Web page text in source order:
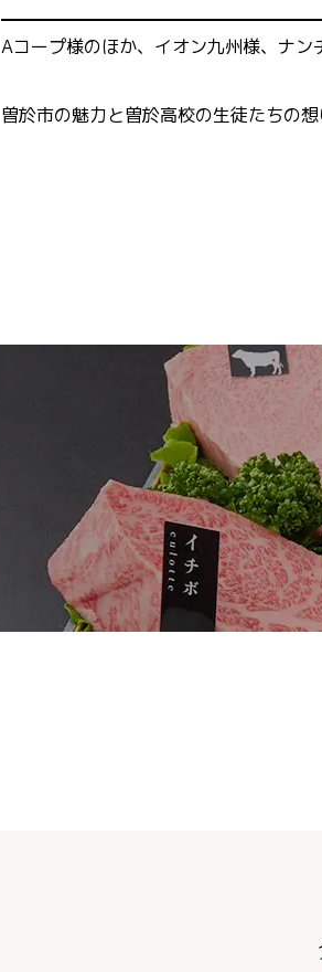
Aコープ様のほか、イオン九州様、ナン
曽於市の魅力と曽於高校の生徒たちの